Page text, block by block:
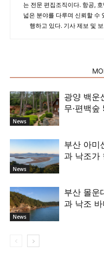
는 전문 편집조직이다. 항공,
넓은 분야를 다루며 신뢰할 수
행하고 있다. 기사 제보 및
News
광양 백운
무·편백
News
부산 아미
과 낙조가
News
부산 몰운
과 낙조